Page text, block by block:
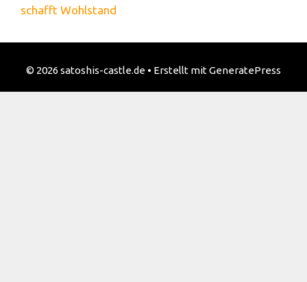
schafft Wohlstand
© 2026 satoshis-castle.de • Erstellt mitGeneratePress